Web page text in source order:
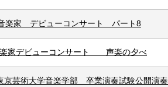
楽家 デビューコンサート パート8
楽家デビューコンサート 声楽の夕べ
京芸術大学音楽学部 卒業演奏試験公開演奏